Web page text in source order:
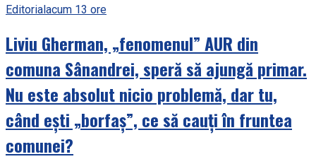
Editorialacum 13 ore
Liviu Gherman, „fenomenul” AUR din
comuna Sânandrei, speră să ajungă primar.
Nu este absolut nicio problemă, dar tu,
când ești „borfaș”, ce să cauți în fruntea
comunei?